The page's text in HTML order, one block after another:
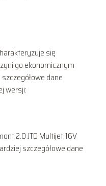
się
go ekonomicznym
dane
wersji:
2.0 JTD Multijet 16V
szczegółowe dane